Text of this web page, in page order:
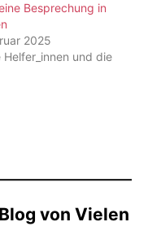
Besprechung in
2025
Helfer_innen und die
von Vielen